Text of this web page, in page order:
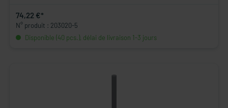
74,22 €*
N° produit : 203020-5
Disponible (40 pcs.), délai de livraison 1-3 jours